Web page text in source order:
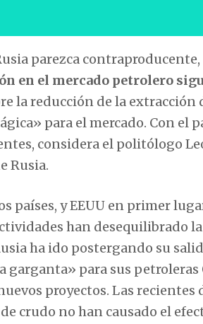
parezca
en el mercado petrolero
la reducción de la extracción
para el mercado. Con el
considera el politólogo
Rusia.
países, y EEUU en primer
han desequilibrado
ha ido postergando su
garganta» para sus
proyectos. Las
crudo no han causado el